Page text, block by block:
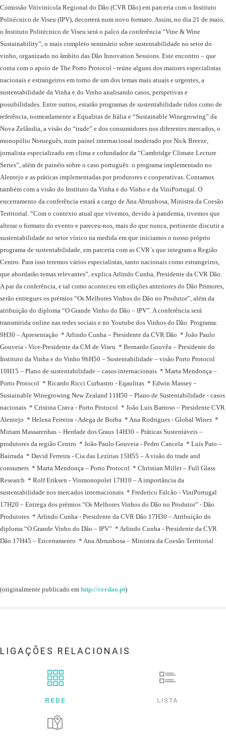
Comissão Vitivinícola Regional do Dão (CVR Dão) em parceria com o Instituto
Politécnico de Viseu (IPV), decorrerá num novo formato. Assim, no dia 21 de maio,
o Instituto Politécnico de Viseu será o palco da conferência “Vine & Wine
Sustainability”, o mais completo seminário sobre sustentabilidade no setor do
vinho, organizado no âmbito das Dão Innovation Sessions. Este encontro – que
conta com o apoio de The Porto Protocol - reúne alguns dos maiores especialistas
nacionais e estrangeiros em torno de um dos temas mais atuais e urgentes, a
sustentabilidade da Vinha e do Vinho analisando casos, perspetivas e
possibilidades. Entre outros, estarão programas de sustentabilidade tidos como de
referência, nomeadamente a Equalitas de Itália e “Sustainable Winegrowing” da
Nova Zelândia, a visão do “trade” e dos consumidores nos diferentes mercados, o
monopólio Norueguês, num painel internacional moderado por Nick Breeze,
jornalista especializado em clima e cofundador da “Cambridge Climate Lecture
Series”, além de painéis sobre o caso português: o programa implementado no
Alentejo e as práticas implementadas por produtores e cooperativas. Contamos
também com a visão do Instituto da Vinha e do Vinho e da ViniPortugal. O
encerramento da conferência estará a cargo de Ana Abrunhosa, Ministra da Coesão
Territorial. “Com o contexto atual que vivemos, devido à pandemia, tivemos que
alterar o formato do evento e pareceu-nos, mais do que nunca, pertinente discutir a
sustentabilidade no setor vínico na medida em que iniciamos o nosso próprio
programa de sustentabilidade, em parceria com as CVR´s que integram a Região
Centro. Para isso teremos vários especialistas, tanto nacionais como estrangeiros,
que abordarão temas relevantes”, explica Arlindo Cunha, Presidente da CVR Dão.
A par da conferência, e tal como aconteceu em edições anteriores do Dão Primores,
serão entregues os prémios “Os Melhores Vinhos do Dão no Produtor”, além da
atribuição do diploma “O Grande Vinho do Dão – IPV”.A conferência será
transmitida online nas redes sociais e no Youtube dos Vinhos do Dão. Programa:
9H30 – Apresentação * Arlindo Cunha – Presidente da CVR Dão * João Paulo
Gouveia - Vice-Presidente da CM de Viseu * Bernardo Gouvêa – Presidente do
Instituto da Vinha e do Vinho 9hH50 – Sustentabilidade – visão Porto Protocol
10H15 – Plano de sustentabilidade – casos internacionais * Marta Mendonça –
Porto Protocol * Ricardo Ricci Curbastro - Eqaulitas * Edwin Massey -
Sustainable Winegrowing New Zealand 11H50 – Plano de Sustentabilidade - casos
nacionais * Cristina Crava - Porto Protocol * João Luís Barroso – Presidente CVR
Alentejo * Helena Ferreira - Adega de Borba * Ana Rodrigues - Global Wines *
Miriam Massarenhas – Herdade dos Graus 14H30 – Práticas Sustentáveis –
produtores da região Centro * João Paulo Gouveia - Pedro Cancela * Luís Pato –
Bairrada * David Ferreira - Cia das Lezírias 15H55 – A visão do trade and
consumers * Marta Mendonça – Porto Protocol * Christian Miller – Full Glass
Research * Rolf Eriksen - Vinmonopolet 17H10 – A importância da
sustentabilidade nos mercados internacionais * Frederico Falcão - ViniPortugal
17H20 – Entrega dos prémios “Os Melhores Vinhos do Dão no Produtor” - Dão
Produtores * Arlindo Cunha - Presidente da CVR Dão 17H30 – Atribuição do
diploma “O Grande Vinho do Dão – IPV” * Arlindo Cunha - Presidente da CVR
Dão 17H45 – Encerramento * Ana Abrunhosa – Ministra da Coesão Territorial
(originalmente publicado em http://cvrdao.pt)
LIGAÇÕES RELACIONAIS
REDE LISTA